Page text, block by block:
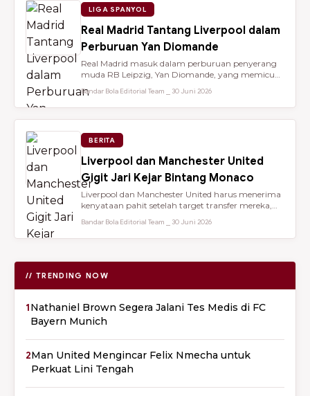
LIGA SPANYOL
Real Madrid Tantang Liverpool dalam
Perburuan Yan Diomande
Real Madrid masuk dalam perburuan penyerang
muda RB Leipzig, Yan Diomande, yang memicu
Bandar Bola Editorial Team ⎯ 30 Juni 2026
BERITA
Liverpool dan Manchester United
Gigit Jari Kejar Bintang Monaco
Liverpool dan Manchester United harus menerima
kenyataan pahit setelah target transfer mereka,
Bandar Bola Editorial Team ⎯ 30 Juni 2026
// TRENDING NOW
1Nathaniel Brown Segera Jalani Tes Medis di FC
Bayern Munich
2Man United Mengincar Felix Nmecha untuk
Perkuat Lini Tengah